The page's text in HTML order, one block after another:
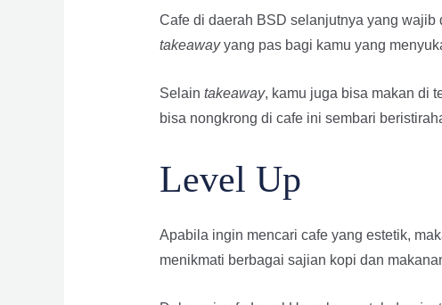
Cafe di daerah BSD selanjutnya yang wajib
takeawayyang pas bagi kamu yang
Selain takeaway, kamu juga bisa makan di
bisa nongkrong di cafe ini sembari
Level Up
Apabila ingin mencari cafe yang estetik,
menikmati berbagai sajian kopi dan